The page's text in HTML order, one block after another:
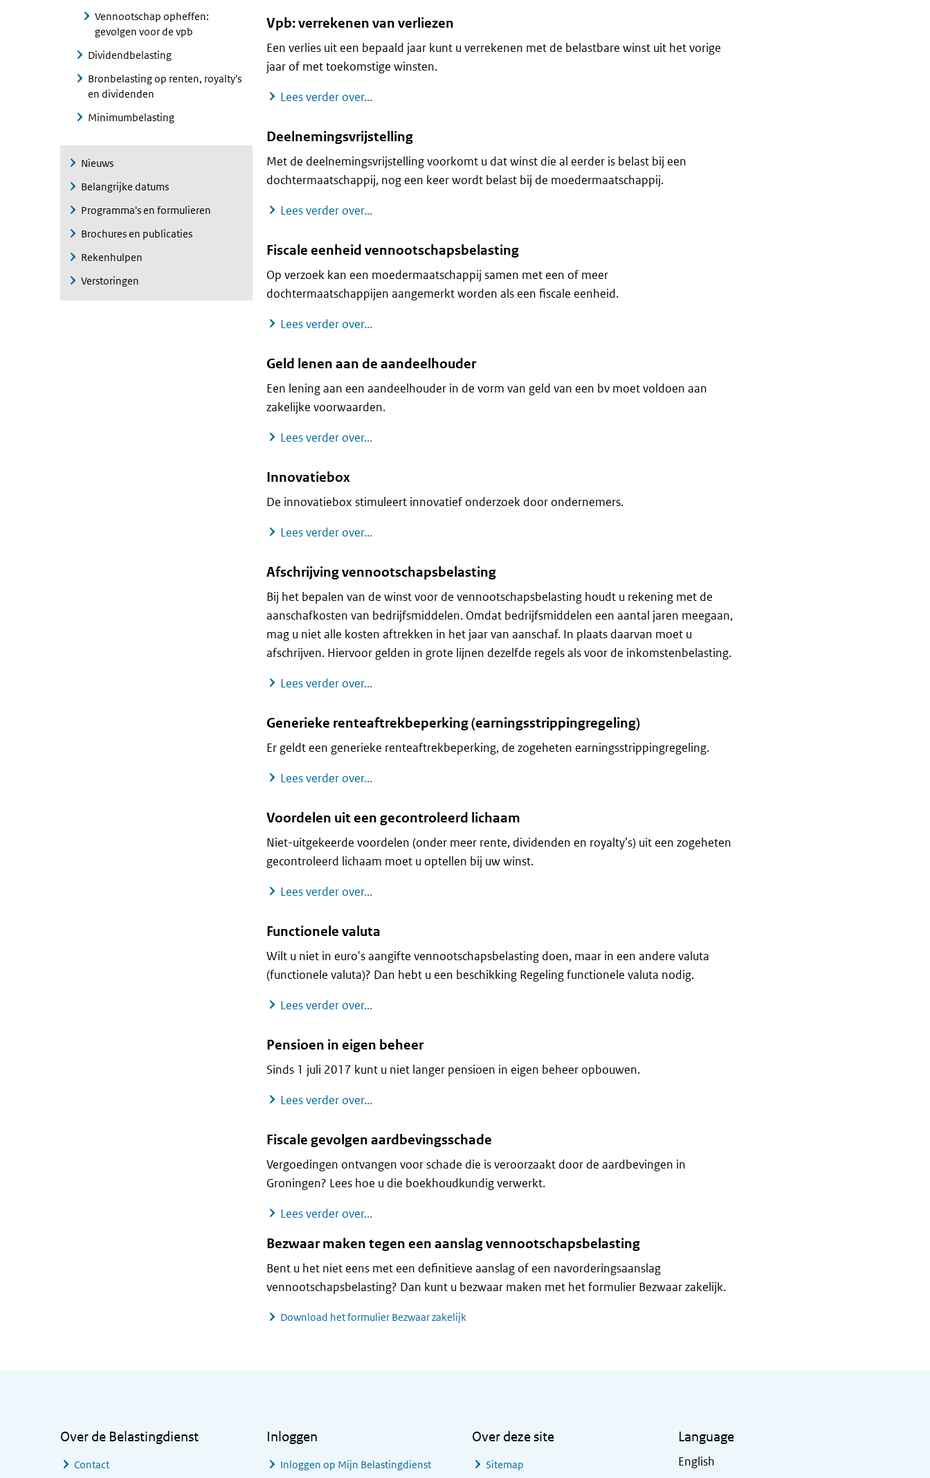
Vennootschap opheffen:
gevolgen voor de vpb
Dividendbelasting
Bronbelasting op renten, royalty's
en dividenden
Minimumbelasting
Nieuws
Belangrijke datums
Programma's en formulieren
Brochures en publicaties
Rekenhulpen
Verstoringen
Vpb: verrekenen van verliezen
Een verlies uit een bepaald jaar kunt u verrekenen met de belastbare winst uit het vorige
jaar of met toekomstige winsten.
Lees verder over...Vpb: verrekenen van verliezen
Deelnemingsvrijstelling
Met de deelnemingsvrijstelling voorkomt u dat winst die al eerder is belast bij een
dochtermaatschappij, nog een keer wordt belast bij de moedermaatschappij.
Lees verder over...Deelnemingsvrijstelling
Fiscale eenheid vennootschapsbelasting
Op verzoek kan een moedermaatschappij samen met een of meer
dochtermaatschappijen aangemerkt worden als een fiscale eenheid.
Lees verder over...Fiscale eenheid vennootschapsbelasting
Geld lenen aan de aandeelhouder
Een lening aan een aandeelhouder in de vorm van geld van een bv moet voldoen aan
zakelijke voorwaarden.
Lees verder over...Geld lenen aan de aandeelhouder
Innovatiebox
De innovatiebox stimuleert innovatief onderzoek door ondernemers.
Lees verder over...Innovatiebox
Afschrijving vennootschapsbelasting
Bij het bepalen van de winst voor de vennootschapsbelasting houdt u rekening met de
aanschafkosten van bedrijfsmiddelen. Omdat bedrijfsmiddelen een aantal jaren meegaan,
mag u niet alle kosten aftrekken in het jaar van aanschaf. In plaats daarvan moet u
afschrijven. Hiervoor gelden in grote lijnen dezelfde regels als voor de inkomstenbelasting.
Lees verder over...Afschrijving vennootschapsbelasting
Generieke renteaftrekbeperking (earningsstrippingregeling)
Er geldt een generieke renteaftrekbeperking, de zogeheten earningsstrippingregeling.
Lees verder over...Generieke renteaftrekbeperking (earningsstrippingregeling)
Voordelen uit een gecontroleerd lichaam
Niet-uitgekeerde voordelen (onder meer rente, dividenden en royalty’s) uit een zogeheten
gecontroleerd lichaam moet u optellen bij uw winst.
Lees verder over...Voordelen uit een gecontroleerd lichaam
Functionele valuta
Wilt u niet in euro's aangifte vennootschapsbelasting doen, maar in een andere valuta
(functionele valuta)? Dan hebt u een beschikking Regeling functionele valuta nodig.
Lees verder over...Functionele valuta
Pensioen in eigen beheer
Sinds 1 juli 2017 kunt u niet langer pensioen in eigen beheer opbouwen.
Lees verder over...Pensioen in eigen beheer
Fiscale gevolgen aardbevingsschade
Vergoedingen ontvangen voor schade die is veroorzaakt door de aardbevingen in
Groningen? Lees hoe u die boekhoudkundig verwerkt.
Lees verder over...Fiscale gevolgen aardbevingsschade
Bezwaar maken tegen een aanslag vennootschapsbelasting
Bent u het niet eens met een definitieve aanslag of een navorderingsaanslag
vennootschapsbelasting? Dan kunt u bezwaar maken met het formulier Bezwaar zakelijk.
Download het formulier Bezwaar zakelijk
Over de Belastingdienst
Contact
Inloggen
Inloggen op Mijn Belastingdienst
Over deze site
Sitemap
Language
English